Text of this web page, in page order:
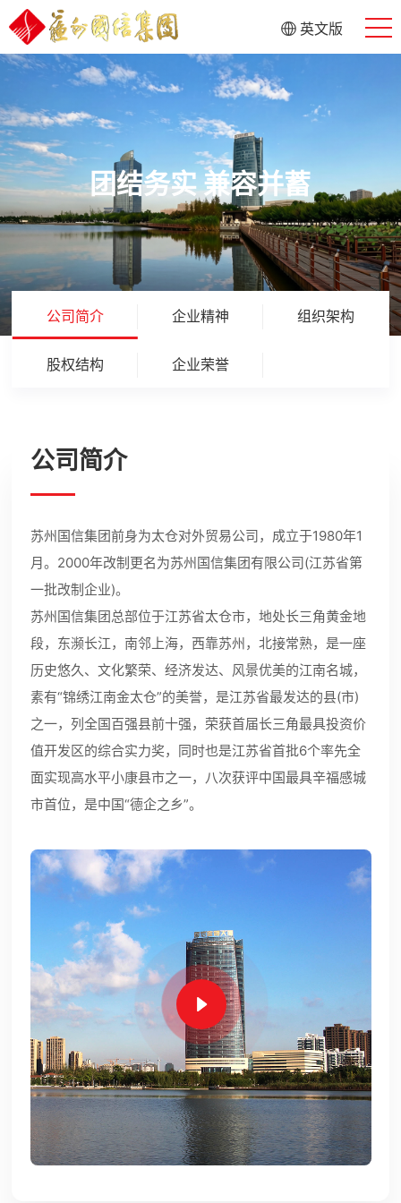
英文版
团结务实 兼容并蓄
公司简介 企业精神 组织架构
股权结构 企业荣誉
公司简介
苏州国信集团前身为太仓对外贸易公司，成立于1980年1
月。2000年改制更名为苏州国信集团有限公司(江苏省第
一批改制企业)。
苏州国信集团总部位于江苏省太仓市，地处长三角黄金地
段，东濒长江，南邻上海，西靠苏州，北接常熟，是一座
历史悠久、文化繁荣、经济发达、风景优美的江南名城，
素有“锦绣江南金太仓”的美誉，是江苏省最发达的县(市)
之一，列全国百强县前十强，荣获首届长三角最具投资价
值开发区的综合实力奖，同时也是江苏省首批6个率先全
面实现高水平小康县市之一，八次获评中国最具辛福感城
市首位，是中国“德企之乡”。